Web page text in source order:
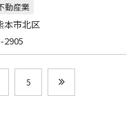
動産業
本市北区
2905
5